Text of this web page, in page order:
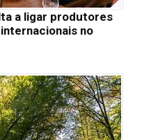
a ligar produtores
no